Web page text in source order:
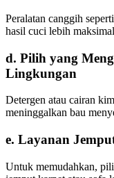
Peralatan canggih seperti
hasil cuci lebih
d. Pilih yang
Lingkungan
Detergen atau cairan
meninggalkan bau
e. Layanan
Untuk memudahkan,